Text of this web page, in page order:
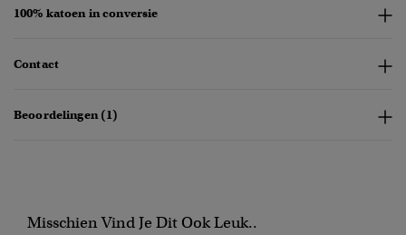
100% katoen in conversie
Contact
Beoordelingen (1)
Misschien Vind Je Dit Ook Leuk..